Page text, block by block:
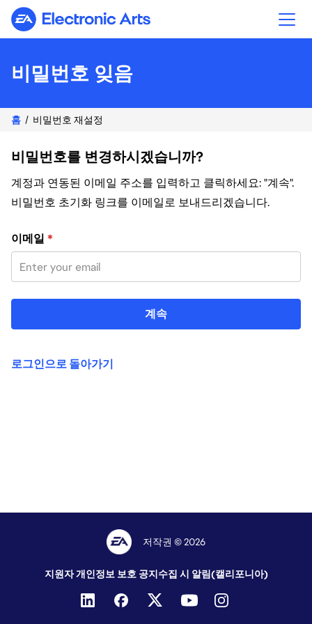
Electronic Arts
비밀번호 잊음
홈 비밀번호 재설정
비밀번호를 변경하시겠습니까?
계정과 연동된 이메일 주소를 입력하고 클릭하세요: "계속".
비밀번호 초기화 링크를 이메일로 보내드리겠습니다.
이메일 주소로 비밀번호 재설정
이메일 *
계속
로그인으로 돌아가기
저작권 © 2026
지원자 개인정보 보호 공지수집 시 알림(캘리포니아)